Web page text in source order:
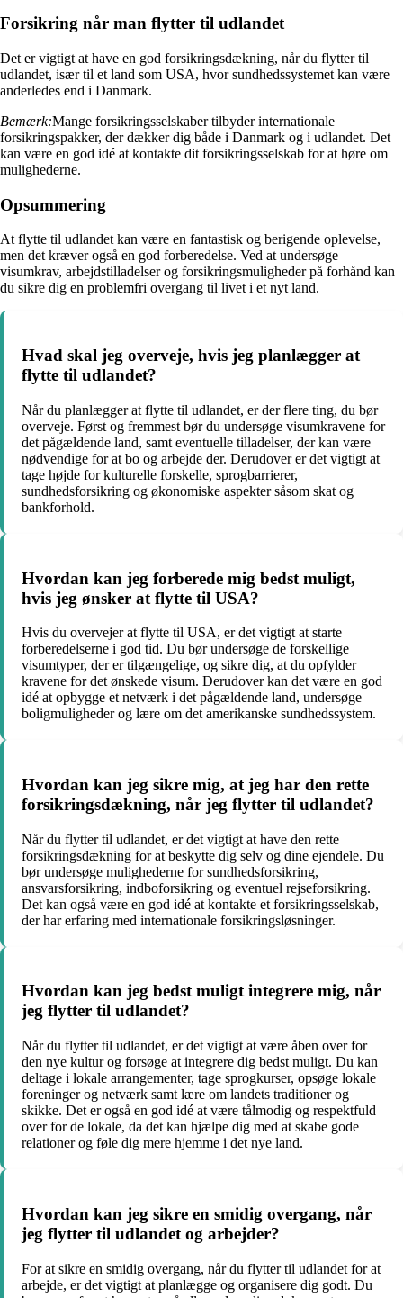
Forsikring når man flytter til udlandet
Det er vigtigt at have en god forsikringsdækning, når du flytter til
udlandet, især til et land som USA, hvor sundhedssystemet kan være
anderledes end i Danmark.
Bemærk:Mange forsikringsselskaber tilbyder internationale
forsikringspakker, der dækker dig både i Danmark og i udlandet. Det
kan være en god idé at kontakte dit forsikringsselskab for at høre om
mulighederne.
Opsummering
At flytte til udlandet kan være en fantastisk og berigende oplevelse,
men det kræver også en god forberedelse. Ved at undersøge
visumkrav, arbejdstilladelser og forsikringsmuligheder på forhånd kan
du sikre dig en problemfri overgang til livet i et nyt land.
Hvad skal jeg overveje, hvis jeg planlægger at
flytte til udlandet?
Når du planlægger at flytte til udlandet, er der flere ting, du bør
overveje. Først og fremmest bør du undersøge visumkravene for
det pågældende land, samt eventuelle tilladelser, der kan være
nødvendige for at bo og arbejde der. Derudover er det vigtigt at
tage højde for kulturelle forskelle, sprogbarrierer,
sundhedsforsikring og økonomiske aspekter såsom skat og
bankforhold.
Hvordan kan jeg forberede mig bedst muligt,
hvis jeg ønsker at flytte til USA?
Hvis du overvejer at flytte til USA, er det vigtigt at starte
forberedelserne i god tid. Du bør undersøge de forskellige
visumtyper, der er tilgængelige, og sikre dig, at du opfylder
kravene for det ønskede visum. Derudover kan det være en god
idé at opbygge et netværk i det pågældende land, undersøge
boligmuligheder og lære om det amerikanske sundhedssystem.
Hvordan kan jeg sikre mig, at jeg har den rette
forsikringsdækning, når jeg flytter til udlandet?
Når du flytter til udlandet, er det vigtigt at have den rette
forsikringsdækning for at beskytte dig selv og dine ejendele. Du
bør undersøge mulighederne for sundhedsforsikring,
ansvarsforsikring, indboforsikring og eventuel rejseforsikring.
Det kan også være en god idé at kontakte et forsikringsselskab,
der har erfaring med internationale forsikringsløsninger.
Hvordan kan jeg bedst muligt integrere mig, når
jeg flytter til udlandet?
Når du flytter til udlandet, er det vigtigt at være åben over for
den nye kultur og forsøge at integrere dig bedst muligt. Du kan
deltage i lokale arrangementer, tage sprogkurser, opsøge lokale
foreninger og netværk samt lære om landets traditioner og
skikke. Det er også en god idé at være tålmodig og respektfuld
over for de lokale, da det kan hjælpe dig med at skabe gode
relationer og føle dig mere hjemme i det nye land.
Hvordan kan jeg sikre en smidig overgang, når
jeg flytter til udlandet og arbejder?
For at sikre en smidig overgang, når du flytter til udlandet for at
arbejde, er det vigtigt at planlægge og organisere dig godt. Du